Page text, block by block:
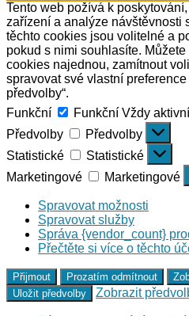
Tento web požívá k
zařízení a analýze návštěvnosti
těchto cookies jsou volitelné a
pokud s nimi souhlasíte.
cookies najednou, zamítnout
spravovat své vlastní
předvolby“.
Funkční
Funkční Vždy aktivní
Předvolby
Předvolby
Statistické
Statistické
Marketingové
Marketingové
Spravovat možnosti
Spravovat služby
Správa {vendor_count}
Přečtěte si více o těchto
Přijmout Prozatím odmítnout
Uložit předvolby
Zobrazit